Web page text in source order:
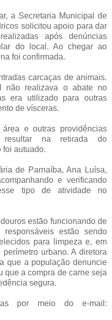
a Secretaria Municipal de
solicitou apoio para dar
após denúncias
do local. Ao chegar ao
foi confirmada.
carcaças de animais.
não realizava o abate no
era utilizado para outras
de vísceras.
e outras providências
resultar na retirada do
foi autuado.
de Parnaíba, Ana Luísa,
e verificando
tipo de atividade no
estão funcionando de
estão sendo
para limpeza e, em
urbano. A diretora
que a população denuncie
que a compra de carne seja
segura.
por meio do e-mail: